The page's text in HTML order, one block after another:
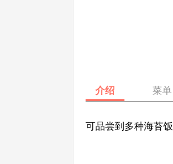
介绍 菜单
可品尝到多种海苔